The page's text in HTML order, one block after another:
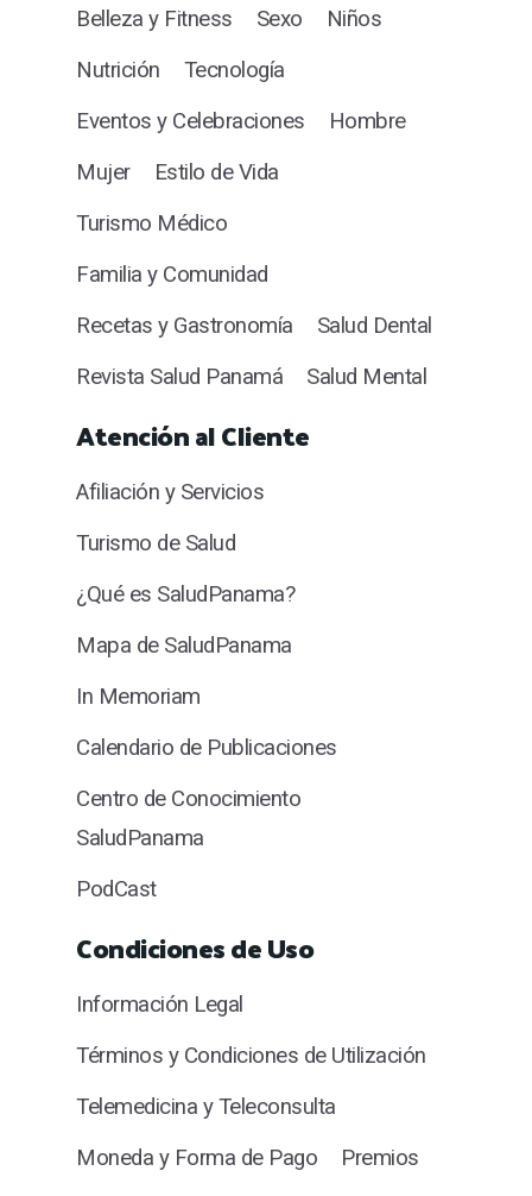
Belleza y Fitness Sexo
Niños
Nutrición
Tecnología
Eventos y Celebraciones
Hombre
Mujer
Estilo de Vida
Turismo Médico
Familia y Comunidad
Recetas y Gastronomía
Salud Dental
Revista Salud Panamá
Salud Mental
Atención al Cliente
Afiliación y Servicios
Turismo de Salud
¿Qué es SaludPanama?
Mapa de SaludPanama
In Memoriam
Calendario de Publicaciones
Centro de Conocimiento
SaludPanama
PodCast
Condiciones de Uso
Información Legal
Términos y Condiciones de Utilización
Telemedicina y Teleconsulta
Moneda y Forma de Pago
Premios